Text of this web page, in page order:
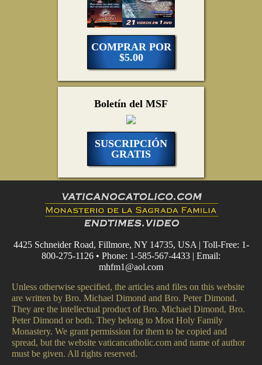
COMPRAR POR
$5.00
Boletín del MSF
SUSCRIPCIÓN
GRATIS
4425 Schneider Road, Fillmore, NY 14735, USA | Toll-Free: 1-
800-275-1126 • Phone: 1-585-567-4433 | Email:
mhfm1@aol.com
Unless otherwise specified, the articles and files on this website
are written by Bro. Michael Dimond and Bro. Peter Dimond.
They are the intellectual product of Bro. Michael Dimond, Bro.
Peter Dimond or both. They belong to Most Holy Family
Monastery. We grant permission for them to be copied and
spread, but the website vaticancatholic.com and name of author
must be given. All rights reserved.